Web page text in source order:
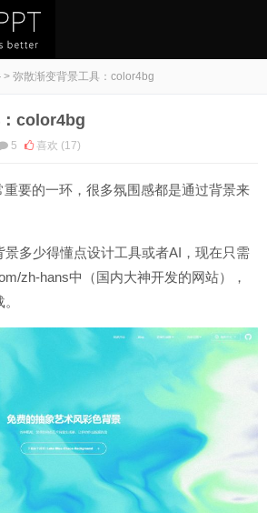
> 弥散渐变背景工具：color4bg
color4bg
5 喜欢 (17)
要的一环，很多氛围感都是通过背景来
景多少得懂点设计工具或者AI，现在只需
zh-hans中（国内大神开发的网站），